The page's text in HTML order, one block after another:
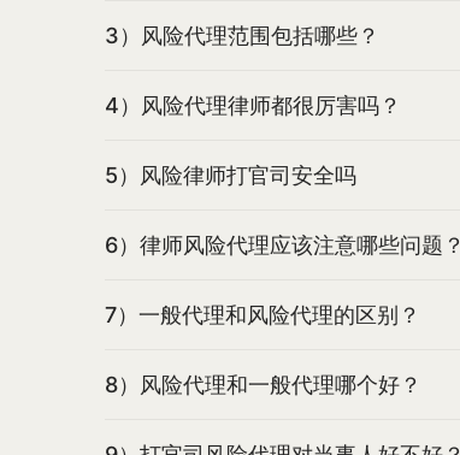
3）风险代理范围包括哪些？
4）风险代理律师都很厉害吗？
5）风险律师打官司安全吗
6）律师风险代理应该注意哪些问题？
7）一般代理和风险代理的区别？
8）风险代理和一般代理哪个好？